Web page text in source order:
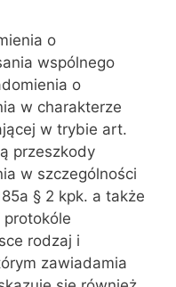
o
wspólnego
o
w charakterze
w trybie art.
przeszkody
w szczególności
§ 2 kpk. a także
protokóle
rodzaj i
zawiadamia